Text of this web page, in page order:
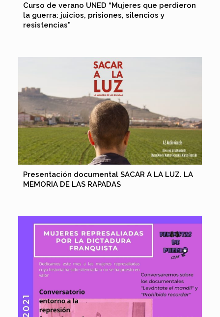
Curso de verano UNED “Mujeres que perdieron
la guerra: juicios, prisiones, silencios y
resistencias”
Presentación documental SACAR A LA LUZ. LA
MEMORIA DE LAS RAPADAS